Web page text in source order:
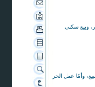
وبيع سكنى
وأمّا عمل الحر